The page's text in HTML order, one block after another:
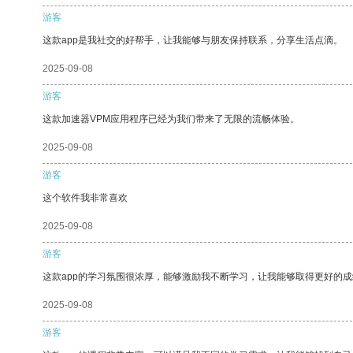
游客
这款app是我社交的好帮手，让我能够与朋友保持联系，分享生活点滴。
2025-09-08
游客
这款加速器VPM应用程序已经为我们带来了无限的流畅体验。
2025-09-08
游客
这个软件我非常喜欢
2025-09-08
游客
这款app的学习氛围很浓厚，能够激励我不断学习，让我能够取得更好的
2025-09-08
游客